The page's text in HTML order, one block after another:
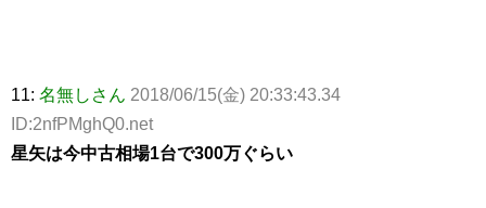
11: 名無しさん 2018/06/15(金) 20:33:43.34
ID:2nfPMghQ0.net
星矢は今中古相場1台で300万ぐらい